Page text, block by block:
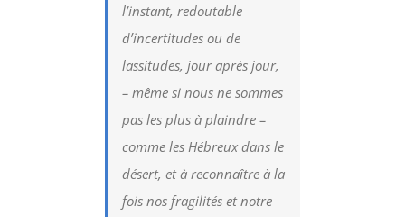
l’instant, redoutable
d’incertitudes ou de
lassitudes, jour après jour,
– même si nous ne sommes
pas les plus à plaindre –
comme les Hébreux dans le
désert, et à reconnaître à la
fois nos fragilités et notre